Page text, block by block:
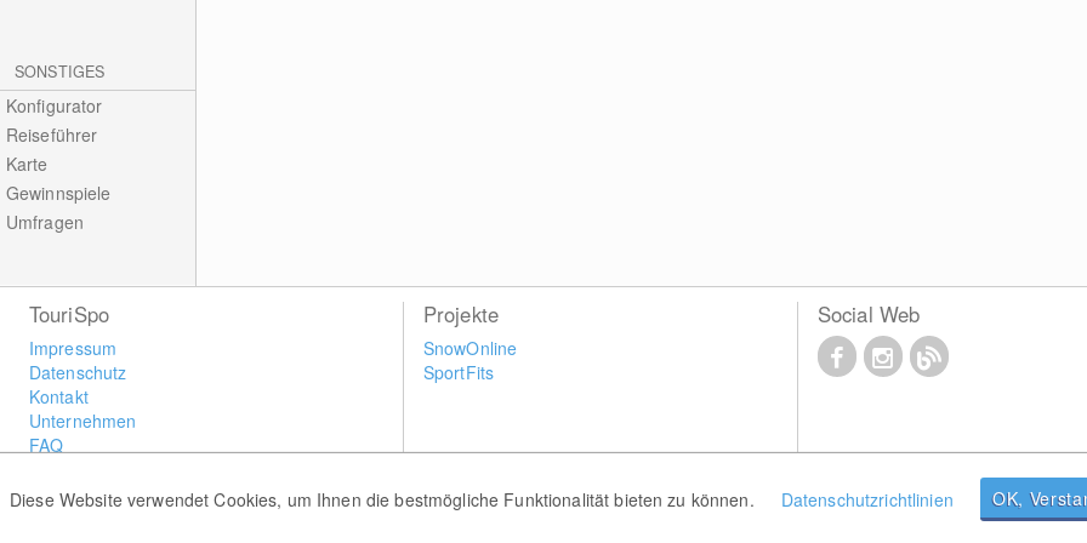
SONSTIGES
Konfigurator
Reiseführer
Karte
Gewinnspiele
Umfragen
Diese Website verwendet Cookies, um Ihnen die bestmögliche Funktionalität bieten zu können. Datenschutzrichtlinien OK,
TouriSpo
Impressum
Datenschutz
Kontakt
Unternehmen
FAQ
Widget
Projekte
SnowOnline
SportFits
Social Web